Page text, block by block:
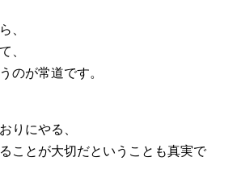
、
、
のが常道です。
りにやる、
ことが大切だということも真実で